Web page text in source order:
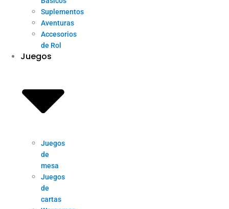
Suplementos
Aventuras
Accesorios
de Rol
Juegos
Juegos
de
mesa
Juegos
de
cartas